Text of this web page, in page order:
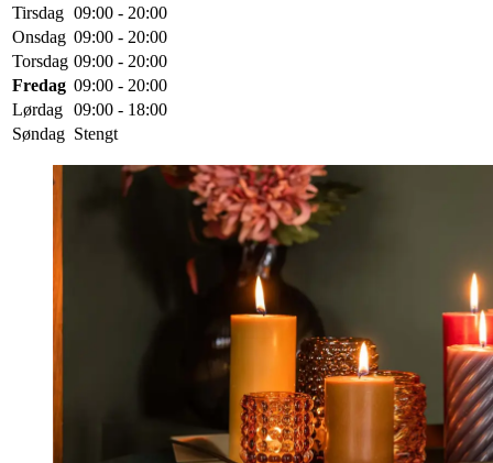
Tirsdag 09:00 - 20:00
Onsdag 09:00 - 20:00
Torsdag 09:00 - 20:00
Fredag 09:00 - 20:00
Lørdag 09:00 - 18:00
Søndag Stengt